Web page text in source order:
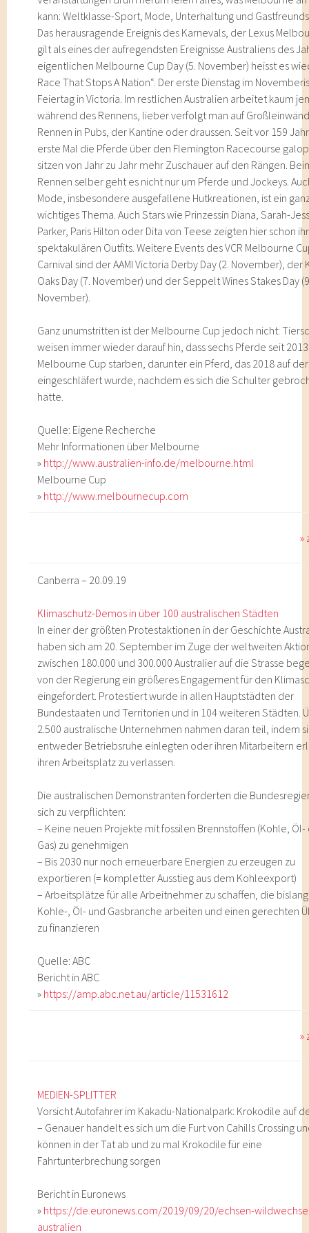
kann: Weltklasse-Sport, Mode, Unterhaltung und
Das herausragende Ereignis des Karnevals, der Lexus
gilt als eines der aufregendsten Ereignisse Australiens des
eigentlichen Melbourne Cup Day (5. November) heisst es
Race That Stops A Nation“. Der erste Dienstag im
Feiertag in Victoria. Im restlichen Australien arbeitet kaum
während des Rennens, lieber verfolgt man auf
Rennen in Pubs, der Kantine oder draussen. Seit vor 159
erste Mal die Pferde über den Flemington Racecourse
sitzen von Jahr zu Jahr mehr Zuschauer auf den Rängen.
Rennen selber geht es nicht nur um Pferde und Jockeys.
Mode, insbesondere ausgefallene Hutkreationen, ist ein
wichtiges Thema. Auch Stars wie Prinzessin Diana, Sarah-
Parker, Paris Hilton oder Dita von Teese zeigten hier schon
spektakulären Outfits. Weitere Events des VCR Melbourne
Carnival sind der AAMI Victoria Derby Day (2. November), der
Oaks Day (7. November) und der Seppelt Wines Stakes Day
November).
Ganz unumstritten ist der Melbourne Cup jedoch nicht:
weisen immer wieder darauf hin, dass sechs Pferde seit
Melbourne Cup starben, darunter ein Pferd, das 2018 auf
eingeschläfert wurde, nachdem es sich die Schulter
hatte.
Quelle: Eigene Recherche
Mehr Informationen über Melbourne
» http://www.australien-info.de/melbourne.html
Melbourne Cup
» http://www.melbournecup.com
»
Canberra – 20.09.19
Klimaschutz-Demos in über 100 australischen Städten
In einer der größten Protestaktionen in der Geschichte
haben sich am 20. September im Zuge der weltweiten
zwischen 180.000 und 300.000 Australier auf die Strasse
von der Regierung ein größeres Engagement für den
eingefordert. Protestiert wurde in allen Hauptstädten der
Bundestaaten und Territorien und in 104 weiteren Städten.
2.500 australische Unternehmen nahmen daran teil, indem
entweder Betriebsruhe einlegten oder ihren Mitarbeitern
ihren Arbeitsplatz zu verlassen.
Die australischen Demonstranten forderten die
sich zu verpflichten:
– Keine neuen Projekte mit fossilen Brennstoffen (Kohle,
Gas) zu genehmigen
– Bis 2030 nur noch erneuerbare Energien zu erzeugen zu
exportieren (= kompletter Ausstieg aus dem Kohleexport)
– Arbeitsplätze für alle Arbeitnehmer zu schaffen, die
Kohle-, Öl- und Gasbranche arbeiten und einen gerechten
zu finanzieren
Quelle: ABC
Bericht in ABC
» https://amp.abc.net.au/article/11531612
»
MEDIEN-SPLITTER
Vorsicht Autofahrer im Kakadu-Nationalpark: Krokodile auf
– Genauer handelt es sich um die Furt von Cahills Crossing
können in der Tat ab und zu mal Krokodile für eine
Fahrtunterbrechung sorgen
Bericht in Euronews
» https://de.euronews.com/2019/09/20/echsen-
australien